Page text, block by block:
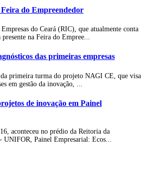
do Empreendedor
do Ceará (RIC), que atualmente conta
presente na Feira do Empree...
das primeiras empresas
da primeira turma do projeto NAGI CE, que visa
em gestão da inovação, ...
de inovação em Painel
aconteceu no prédio da Reitoria da
UNIFOR, Painel Empresarial: Ecos...